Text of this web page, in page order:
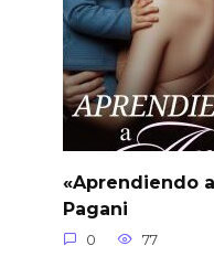
«Aprendiendo
Pagani
0 77